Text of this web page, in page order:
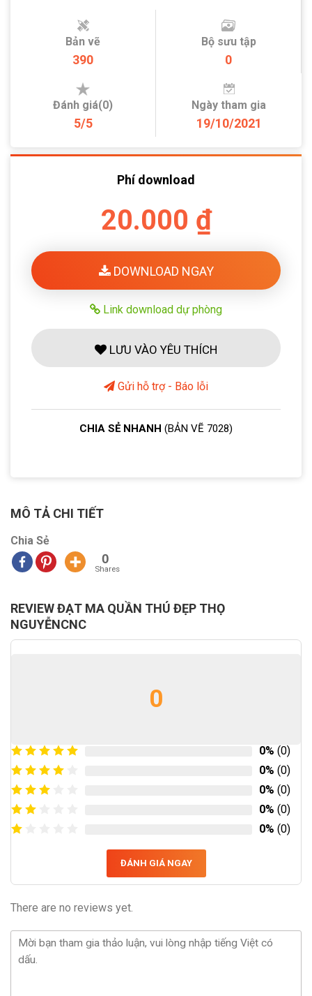
Bản vẽ
390
Bộ sưu tập
0
Đánh giá(0)
5/5
Ngày tham gia
19/10/2021
Phí download
20.000 ₫
DOWNLOAD NGAY
Link download dự phòng
LƯU VÀO YÊU THÍCH
Gửi hỗ trợ - Báo lỗi
CHIA SẺ NHANH (BẢN VẼ 7028)
MÔ TẢ CHI TIẾT
Chia Sẻ
0
Shares
REVIEW ĐẠT MA QUẦN THÚ ĐẸP THỌ
NGUYỄNCNC
0
0% (0)
0% (0)
0% (0)
0% (0)
0% (0)
ĐÁNH GIÁ NGAY
There are no reviews yet.